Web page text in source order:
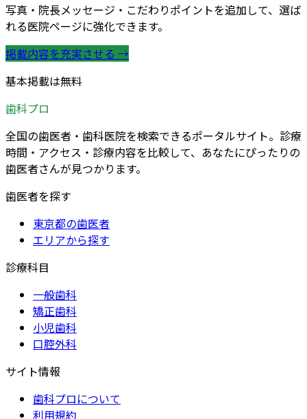
写真・院長メッセージ・こだわりポイントを追加して、選ば
れる医院ページに強化できます。
掲載内容を充実させる →
基本掲載は無料
歯科プロ
全国の歯医者・歯科医院を検索できるポータルサイト。診療
時間・アクセス・診療内容を比較して、あなたにぴったりの
歯医者さんが見つかります。
歯医者を探す
東京都の歯医者
エリアから探す
診療科目
一般歯科
矯正歯科
小児歯科
口腔外科
サイト情報
歯科プロについて
利用規約